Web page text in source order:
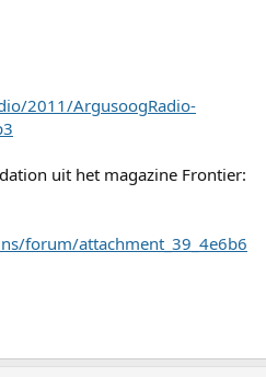
2011/ArgusoogRadio-
uit het magazine Frontier:
forum/attachment_39_4e6b6